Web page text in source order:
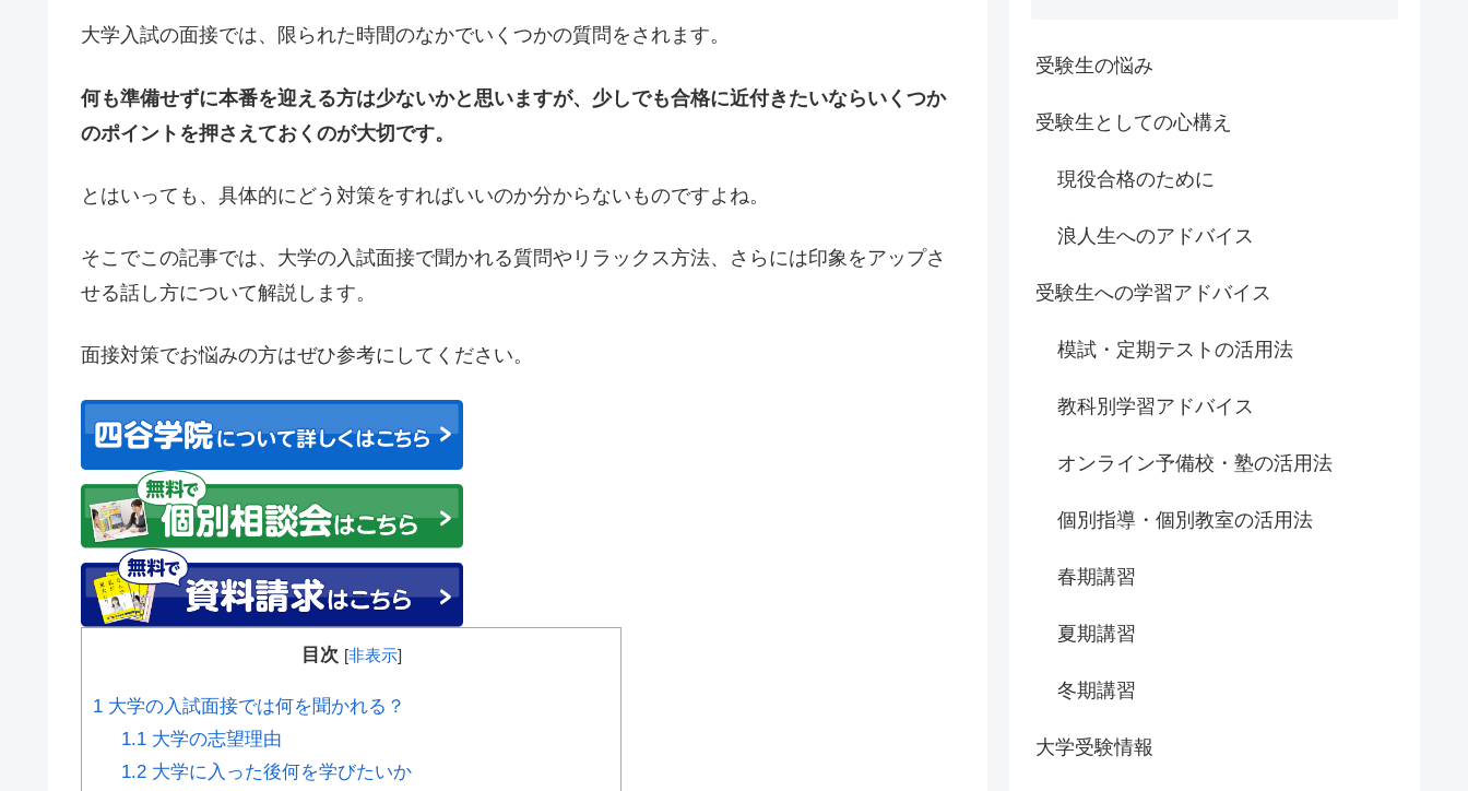
大学入試の面接では、限られた時間のなかでいくつかの質問をされます。
何も準備せずに本番を迎える方は少ないかと思いますが、少しでも合格に近付きたいならいくつか
のポイントを押さえておくのが大切です。
とはいっても、具体的にどう対策をすればいいのか分からないものですよね。
そこでこの記事では、大学の入試面接で聞かれる質問やリラックス方法、さらには印象をアップさ
せる話し方について解説します。
面接対策でお悩みの方はぜひ参考にしてください。
目次 [非表示]
1 大学の入試面接では何を聞かれる？
1.1大学の志望理由
1.2大学に入った後何を学びたいか
受験生の悩み
受験生としての心構え
現役合格のために
浪人生へのアドバイス
受験生への学習アドバイス
模試・定期テストの活用法
教科別学習アドバイス
オンライン予備校・塾の活用法
個別指導・個別教室の活用法
春期講習
夏期講習
冬期講習
大学受験情報